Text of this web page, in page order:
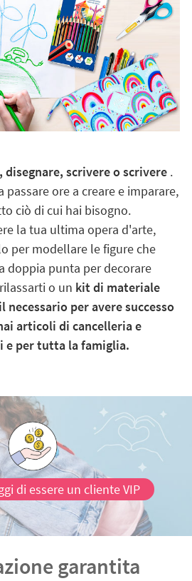
disegnare, scrivere o scrivere.
passare ore a creare e imparare,
ciò di cui hai bisogno.
la tua ultima opera d'arte,
per modellare le figure che
doppia punta per decorare
o un kit di materiale
per avere successo
articoli di cancelleria e
e per tutta la famiglia.
di essere un cliente VIP
garantita